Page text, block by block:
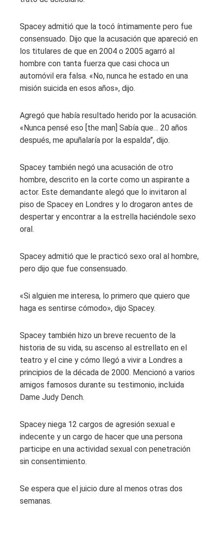
Spacey admitió que la tocó íntimamente pero fue
consensuado. Dijo que la acusación que apareció en
los titulares de que en 2004 o 2005 agarró al
hombre con tanta fuerza que casi choca un
automóvil era falsa. «No, nunca he estado en una
misión suicida en esos años», dijo.
Agregó que había resultado herido por la acusación.
«Nunca pensé eso [the man] Sabía que… 20 años
después, me apuñalaría por la espalda”, dijo.
Spacey también negó una acusación de otro
hombre, descrito en la corte como un aspirante a
actor. Este demandante alegó que lo invitaron al
piso de Spacey en Londres y lo drogaron antes de
despertar y encontrar a la estrella haciéndole sexo
oral.
Spacey admitió que le practicó sexo oral al hombre,
pero dijo que fue consensuado.
«Si alguien me interesa, lo primero que quiero que
haga es sentirse cómodo», dijo Spacey.
Spacey también hizo un breve recuento de la
historia de su vida, su ascenso al estrellato en el
teatro y el cine y cómo llegó a vivir a Londres a
principios de la década de 2000. Mencionó a varios
amigos famosos durante su testimonio, incluida
Dame Judy Dench.
Spacey niega 12 cargos de agresión sexual e
indecente y un cargo de hacer que una persona
participe en una actividad sexual con penetración
sin consentimiento.
Se espera que el juicio dure al menos otras dos
semanas.